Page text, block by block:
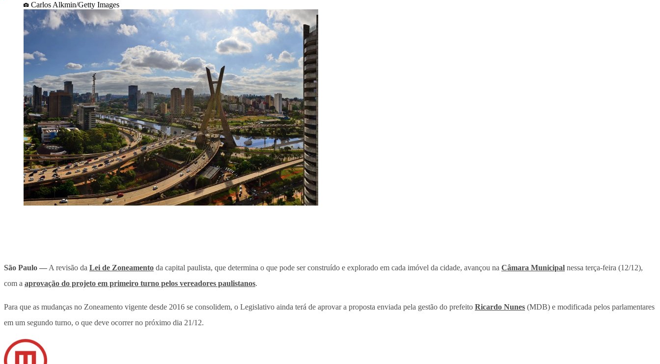
Carlos Alkmin/Getty Images
São Paulo — A revisão da Lei de Zoneamento da capital paulista, que determina o que pode ser construído e explorado em cada imóvel da cidade, avançou na Câmara Municipal nessa terça-feira (12/12),
com a aprovação do projeto em primeiro turno pelos vereadores paulistanos.
Para que as mudanças no Zoneamento vigente desde 2016 se consolidem, o Legislativo ainda terá de aprovar a proposta enviada pela gestão do prefeito Ricardo Nunes (MDB) e modificada pelos parlamentares
em um segundo turno, o que deve ocorrer no próximo dia 21/12.